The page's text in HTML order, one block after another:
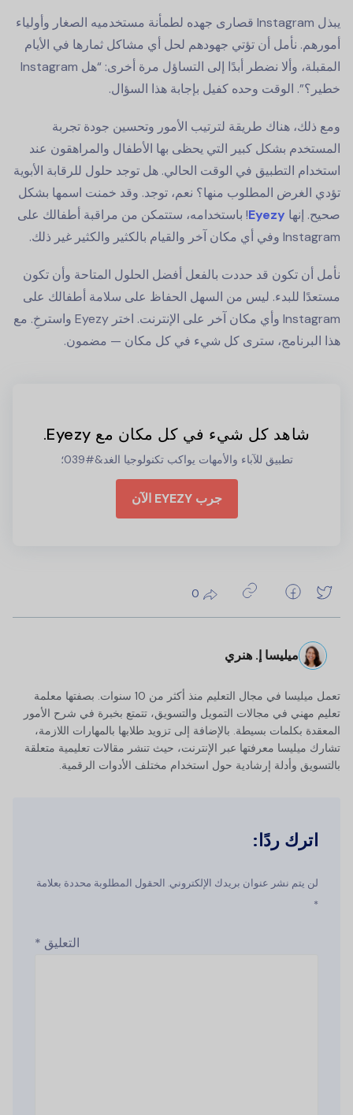
يبذل Instagram قصارى جهده لطمأنة مستخدميه الصغار وأولياء
أمورهم. نأمل أن تؤتي جهودهم لحل أي مشاكل ثمارها في الأيام
المقبلة، وألا نضطر أبدًا إلى التساؤل مرة أخرى: “هل Instagram
خطير؟”. الوقت وحده كفيل بإجابة هذا السؤال.
ومع ذلك، هناك طريقة لترتيب الأمور وتحسين جودة تجربة
المستخدم بشكل كبير التي يحظى بها الأطفال والمراهقون عند
استخدام التطبيق في الوقت الحالي. هل توجد حلول للرقابة الأبوية
تؤدي الغرض المطلوب منها؟ نعم، توجد. وقد خمنت اسمها بشكل
صحيح. إنها Eyezy! باستخدامه، ستتمكن من مراقبة أطفالك على
Instagram وفي أي مكان آخر والقيام بالكثير والكثير غير ذلك.
نأمل أن تكون قد حددت بالفعل أفضل الحلول المتاحة وأن تكون
مستعدًا للبدء. ليس من السهل الحفاظ على سلامة أطفالك على
Instagram وأي مكان آخر على الإنترنت. اختر Eyezy واسترخِ. مع
هذا البرنامج، سترى كل شيء في كل مكان — مضمون.
شاهد كل شيء في كل مكان مع Eyezy.
تطبيق للآباء والأمهات يواكب تكنولوجيا الغد&#039؛
جرب EYEZY الآن
ميليسا إ. هنري
تعمل ميليسا في مجال التعليم منذ أكثر من 10 سنوات. بصفتها معلمة
تعليم مهني في مجالات التمويل والتسويق، تتمتع بخبرة في شرح الأمور
المعقدة بكلمات بسيطة. بالإضافة إلى تزويد طلابها بالمهارات اللازمة،
تشارك ميليسا معرفتها عبر الإنترنت، حيث تنشر مقالات تعليمية متعلقة
بالتسويق وأدلة إرشادية حول استخدام مختلف الأدوات الرقمية.
اترك ردًا:
لن يتم نشر عنوان بريدك الإلكتروني. الحقول المطلوبة محددة بعلامة
*
التعليق *